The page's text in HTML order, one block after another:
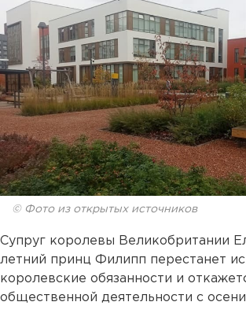
© Фото из открытых источников
Супруг королевы Великобритании
летний принц Филипп перестанет
королевские обязанности и
общественной деятельности с